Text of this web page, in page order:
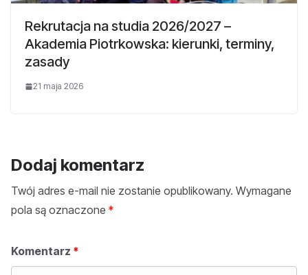
Rekrutacja na studia 2026/2027 –
Akademia Piotrkowska: kierunki, terminy,
zasady
21 maja 2026
Dodaj komentarz
Twój adres e-mail nie zostanie opublikowany. Wymagane
pola są oznaczone *
Komentarz *